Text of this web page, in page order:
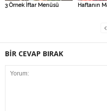
3 Örnek İftar Menüsü Haftanın
BİR CEVAP BIRAK